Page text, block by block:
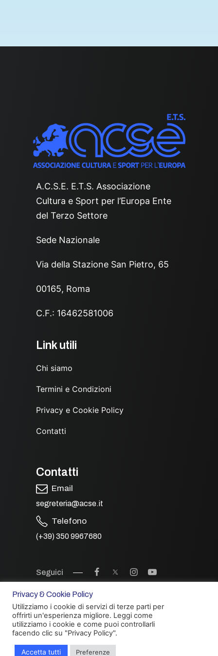
A.C.S.E. E.T.S. Associazione
Cultura e Sport per l’Europa Ente
del Terzo Settore
Sede Nazionale
Via della Stazione San Pietro, 65
00165, Roma
C.F.: 16462581006
Link utili
Chi siamo
Termini e Condizioni
Privacy e Cookie Policy
Contatti
Contatti
Email
segreteria@acse.it
Telefono
(+39) 350 9967680
Seguici
Privacy & Cookie Policy
Utilizziamo i cookie di servizi di terze parti per
offrirti un'esperienza migliore. Leggi come
utilizziamo i cookie e come puoi controllarli
facendo clic su "Privacy Policy".
Accetta tutti Preferenze